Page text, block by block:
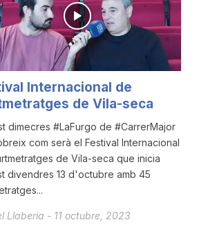
a
t
d
Internacional de
de Vila-seca
dimecres #LaFurgo de #CarrerMajor
com serà el Festival Internacional
de Vila-seca que inicia
divendres 13 d'octubre amb 45
Llaberia - 11 octubre, 2023